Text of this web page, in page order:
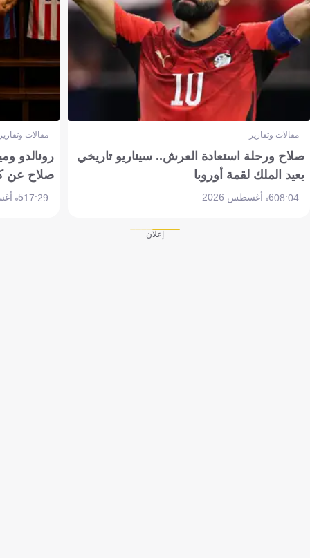
مقالات وتقارير
صلاح ورحلة استعادة العرش.. سيناريو تاريخي
يعيد الملك لقمة أوروبا
08:046 أغسطس 2026
مقالات
رونالدو
صلاح عن
17:295 أغسطس 2026
إعلان